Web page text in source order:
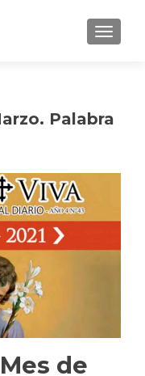
MENU
Palabra
de